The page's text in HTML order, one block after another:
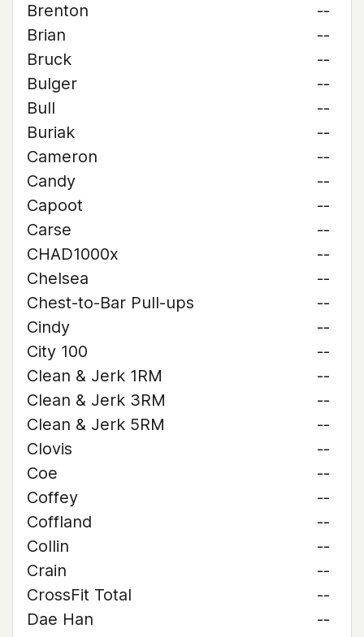
Brenton
--
Brian
--
Bruck
--
Bulger
--
Bull
--
Buriak
--
Cameron
--
Candy
--
Capoot
--
Carse
--
CHAD1000x
--
Chelsea
--
Chest-to-Bar Pull-ups
--
Cindy
--
City 100
--
Clean & Jerk 1RM
--
Clean & Jerk 3RM
--
Clean & Jerk 5RM
--
Clovis
--
Coe
--
Coffey
--
Coffland
--
Collin
--
Crain
--
CrossFit Total
--
Dae Han
--